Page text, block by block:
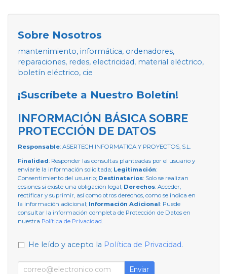
Sobre Nosotros
mantenimiento, informática, ordenadores,
reparaciones, redes, electricidad, material eléctrico,
boletín eléctrico, cie
¡Suscríbete a Nuestro Boletín!
INFORMACIÓN BÁSICA SOBRE
PROTECCIÓN DE DATOS
Responsable: ASERTECH INFORMATICA Y PROYECTOS, S.L.
Finalidad: Responder las consultas planteadas por el usuario y
enviarle la información solicitada; Legitimación:
Consentimiento del usuario; Destinatarios: Solo se realizan
cesiones si existe una obligación legal; Derechos: Acceder,
rectificar y suprimir, así como otros derechos, como se indica en
la información adicional; Información Adicional: Puede
consultar la información completa de Protección de Datos en
nuestra Política de Privacidad
He leído y acepto la Política de Privacidad.
Enviar